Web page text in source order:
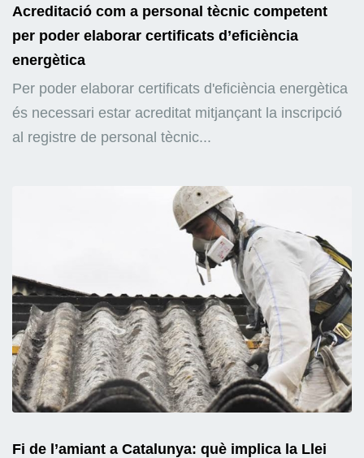
Acreditació com a personal tècnic competent
per poder elaborar certificats d’eficiència
energètica
Per poder elaborar certificats d'eficiència energètica
és necessari estar acreditat mitjançant la inscripció
al registre de personal tècnic...
Fi de l’amiant a Catalunya: què implica la Llei